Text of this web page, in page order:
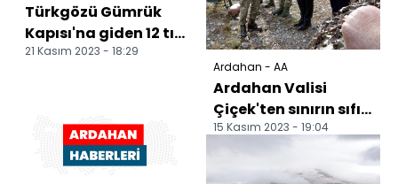
Türkgözü Gümrük
Kapısı'na giden 12 tır
kar ve buzlanma
21 Kasım 2023 - 18:29
Ardahan - AA
Ardahan Valisi
Çiçek'ten sınırın sıfır
noktasındaki
askerlere moral
ziyaret...
15 Kasım 2023 - 19:04